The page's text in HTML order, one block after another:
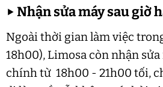
▶Nhận sửa máy sau giờ
Ngoài thời gian làm việc
18h00), Limosa còn nhận
chính từ 18h00 - 21h00 tối,